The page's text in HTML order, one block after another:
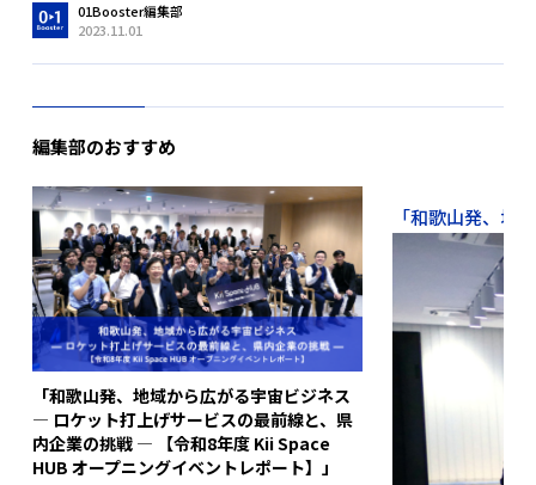
01Booster編集部
2023.11.01
編集部のおすすめ
「和歌山発、地域から広がる宇宙ビジネス
― ロケット打上げサービスの最前線と、県
内企業の挑戦 ― 【令和8年度 Kii Space
HUB オープニングイベントレポート】」
「和歌山発、地